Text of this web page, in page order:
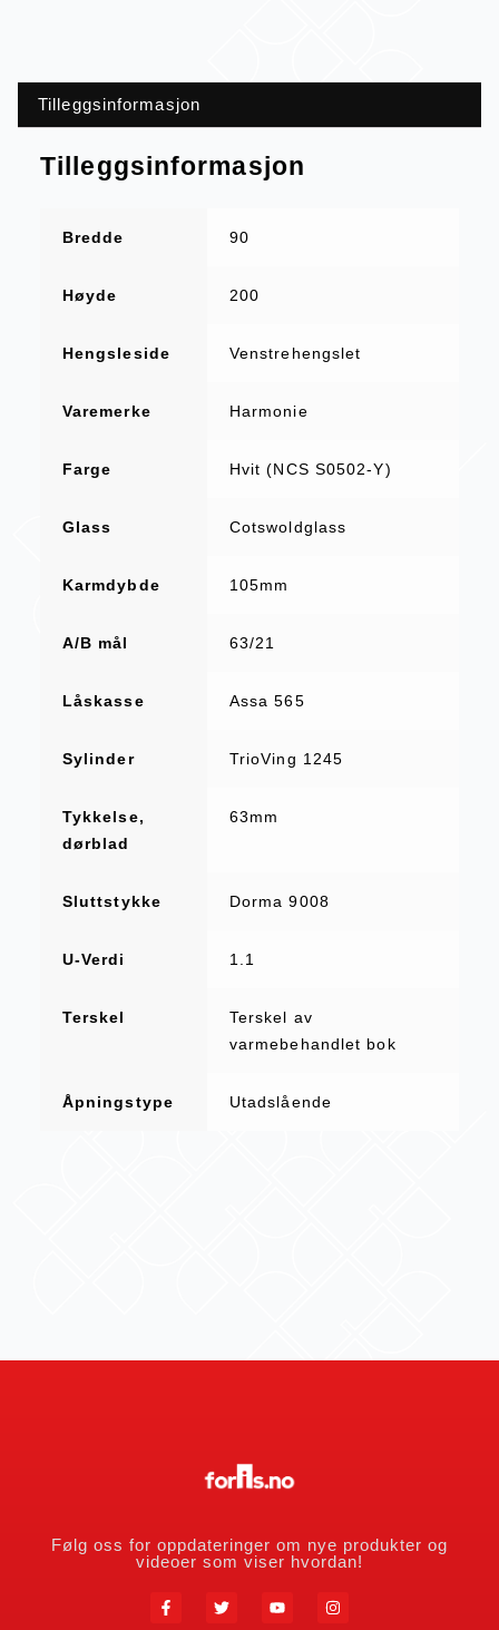
Tilleggsinformasjon
Tilleggsinformasjon
Bredde 90
Høyde 200
Hengsleside Venstrehengslet
Varemerke Harmonie
Farge Hvit (NCS S0502-Y)
Glass Cotswoldglass
Karmdybde 105mm
A/B mål 63/21
Låskasse Assa 565
Sylinder TrioVing 1245
Tykkelse,
dørblad
63mm
Sluttstykke Dorma 9008
U-Verdi 1.1
Terskel
Terskel av
varmebehandlet bok
Åpningstype Utadslående
Følg oss for oppdateringer om nye produkter og
videoer som viser hvordan!